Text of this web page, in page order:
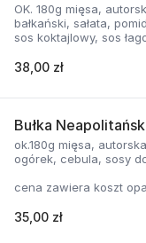
OK. 180g mięsa,
bałkański, sałata,
sos koktajlowy, sos
38,00 zł
Bułka
ok.180g mięsa,
ogórek, cebula, sosy
cena zawiera koszt
35,00 zł